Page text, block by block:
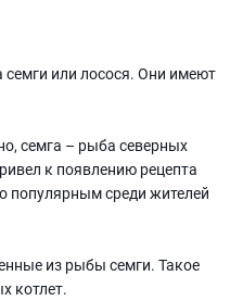
или лосося. Они имеют
семга – рыба северных
к появлению рецепта
популярным среди жителей
из рыбы семги. Такое
котлет.